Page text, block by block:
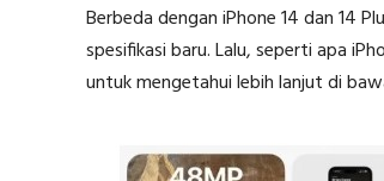
Berbeda dengan iPhone 14 dan 14
spesifikasi baru. Lalu, seperti apa
untuk mengetahui lebih lanjut di